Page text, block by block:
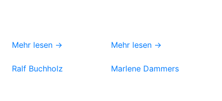
Mehr lesen → Mehr lesen →
Ralf Buchholz Marlene Dammers